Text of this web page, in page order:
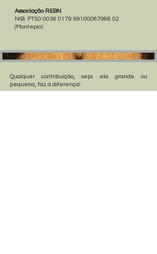
Associação REBN
NIB: PT50 0036 0179 99100087966 02
(Montepio)
Qualquer contribuição, seja ela grande ou
pequena, faz a diferença!